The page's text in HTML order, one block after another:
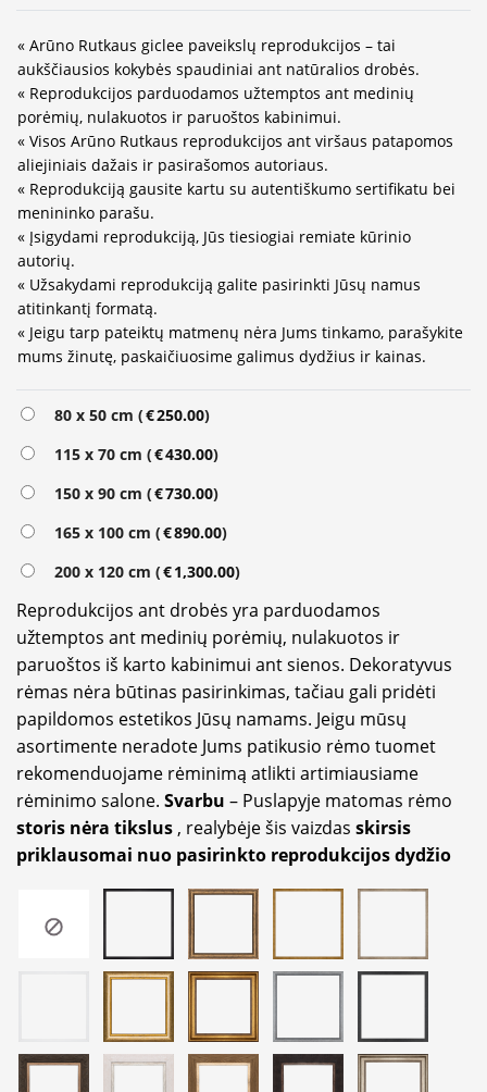
« Arūno Rutkaus giclee paveikslų reprodukcijos – tai
aukščiausios kokybės spaudiniai ant natūralios drobės.
« Reprodukcijos parduodamos užtemptos ant medinių
porėmių, nulakuotos ir paruoštos kabinimui.
« Visos Arūno Rutkaus reprodukcijos ant viršaus patapomos
aliejiniais dažais ir pasirašomos autoriaus.
« Reprodukciją gausite kartu su autentiškumo sertifikatu bei
menininko parašu.
« Įsigydami reprodukciją, Jūs tiesiogiai remiate kūrinio
autorių.
« Užsakydami reprodukciją galite pasirinkti Jūsų namus
atitinkantį formatą.
« Jeigu tarp pateiktų matmenų nėra Jums tinkamo, parašykite
mums žinutę, paskaičiuosime galimus dydžius ir kainas.
80 x 50 cm (€250.00)
115 x 70 cm (€430.00)
150 x 90 cm (€730.00)
165 x 100 cm (€890.00)
200 x 120 cm (€1,300.00)
Reprodukcijos ant drobės yra parduodamos
užtemptos ant medinių porėmių, nulakuotos ir
paruoštos iš karto kabinimui ant sienos. Dekoratyvus
rėmas nėra būtinas pasirinkimas, tačiau gali pridėti
papildomos estetikos Jūsų namams. Jeigu mūsų
asortimente neradote Jums patikusio rėmo tuomet
rekomenduojame rėminimą atlikti artimiausiame
rėminimo salone. Svarbu – Puslapyje matomas rėmo
storis nėra tikslus , realybėje šis vaizdas skirsis
priklausomai nuo pasirinkto reprodukcijos dydžio
Alternative: